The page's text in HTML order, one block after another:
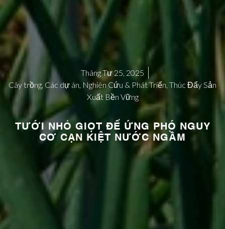
Tháng Tư 25, 2025
Cây trồng Các dự án Nghiên Cứu & Phát Triển Thúc Đẩy Sản
Xuất Bền Vững
TƯỚI NHỎ GIỌT ĐỂ ỨNG PHÓ NGUY
CƠ CẠN KIỆT NƯỚC NGẦM